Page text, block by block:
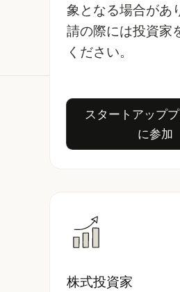
象となる場合があ
請の際には投資家
ください。
スタートアップ
に参加
ス
株式投資家